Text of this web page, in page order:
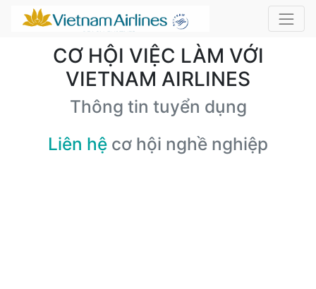
CƠ HỘI VIỆC LÀM VỚI
VIETNAM AIRLINES
Thông tin tuyển dụng
Liên hệ cơ hội nghề nghiệp